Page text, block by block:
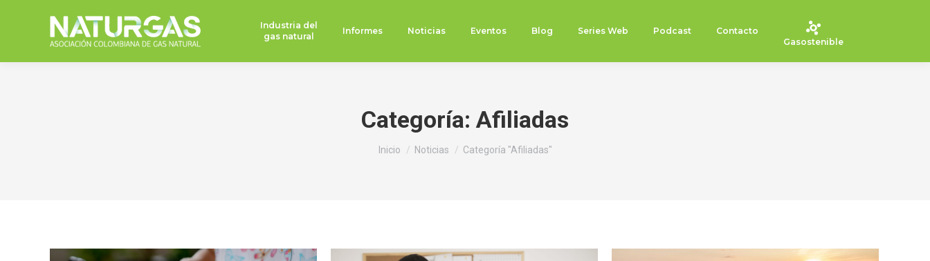
Industria del
gas natural
Informes Noticias Eventos Blog Series Web Podcast
Contacto
Gasostenible
Categoría: Afiliadas
Estás aquí:
Inicio Noticias Categoría "Afiliadas"